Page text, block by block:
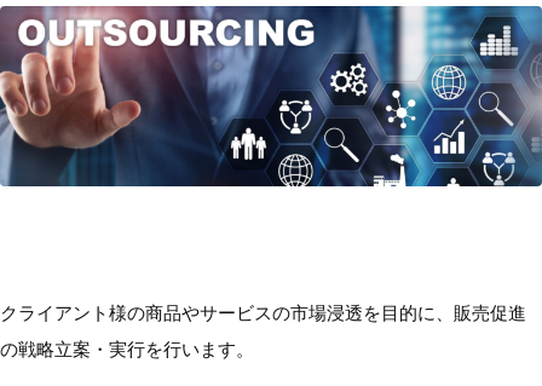
クライアント様の商品やサービスの市場浸透を目的に、販売促進
の戦略立案・実行を行います。